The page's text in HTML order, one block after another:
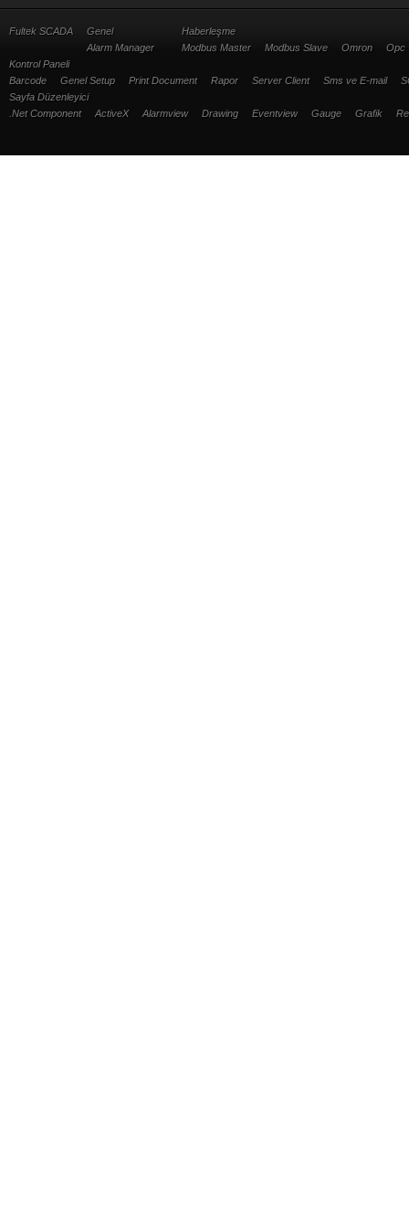
Fultek SCADA
Genel
Alarm Manager
Haberleşme
Modbus Master
Modbus Slave Omron
Opc
Kontrol Paneli
Barcode
Genel Setup Print Document Rapor Server Client Sms ve E-mail
Sayfa Düzenleyici
.Net Component
ActiveX Alarmview Drawing Eventview Gauge Grafik